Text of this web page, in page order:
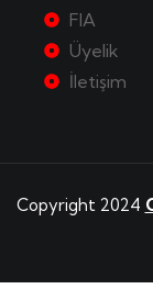
FIA
Üyelik
İletişim
Copyright 2024